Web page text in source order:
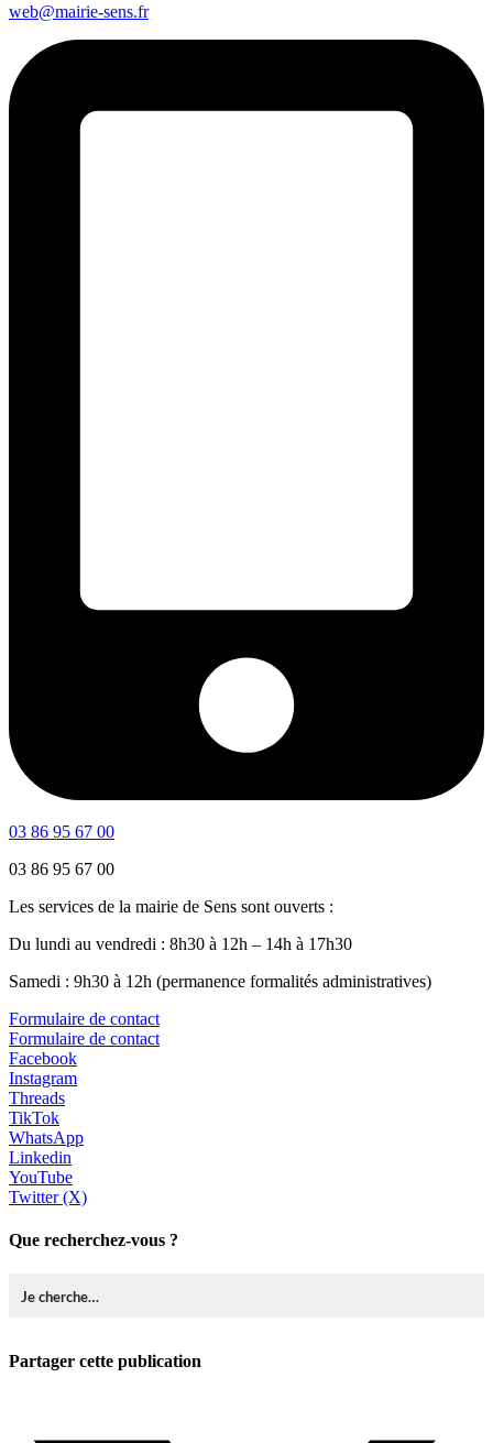
web@mairie-sens.fr
03 86 95 67 00
03 86 95 67 00
Les services de la mairie de Sens sont ouverts :
Du lundi au vendredi : 8h30 à 12h – 14h à 17h30
Samedi : 9h30 à 12h (permanence formalités administratives)
Formulaire de contact
Formulaire de contact
Facebook
Instagram
Threads
TikTok
WhatsApp
Linkedin
YouTube
Twitter (X)
Que recherchez-vous ?
Partager cette publication